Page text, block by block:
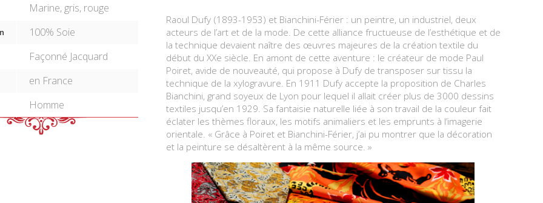
Marine, gris, rouge
100% Soie
Façonné Jacquard
en France
Homme
Raoul Dufy (1893-1953) et Bianchini-Férier : un peintre, un industriel, deux
acteurs de l’art et de la mode. De cette alliance fructueuse de l’esthétique et de
la technique devaient naître des œuvres majeures de la création textile du
début du XXe siècle. En amont de cette aventure : le créateur de mode Paul
Poiret, avide de nouveauté, qui propose à Dufy de transposer sur tissu la
technique de la xylogravure. En 1911 Dufy accepte la proposition de Charles
Bianchini, grand soyeux de Lyon pour lequel il allait créer plus de 3000 dessins
textiles jusqu’en 1929. Sa fantaisie naturelle liée à son travail de la couleur fait
éclater les thèmes floraux, les motifs animaliers et les emprunts à l’imagerie
orientale. « Grâce à Poiret et Bianchini-Férier, j’ai pu montrer que la décoration
et la peinture se désaltèrent à la même source. »